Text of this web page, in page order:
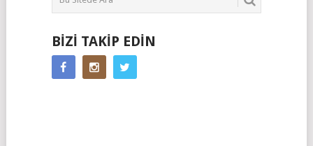
BIZI TAKIP EDIN